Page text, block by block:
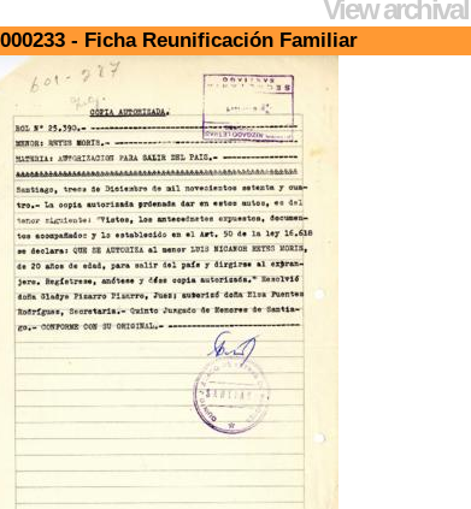
View
- Ficha Reunificación Familiar